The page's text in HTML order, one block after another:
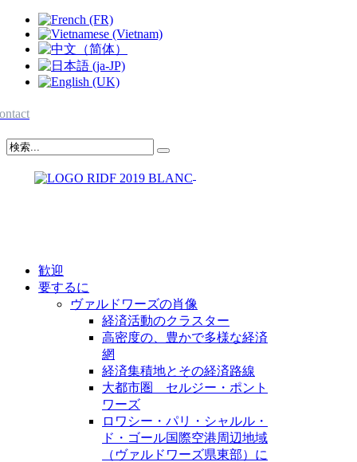
歓迎
要するに
ヴァルドワーズの肖像
経済活動のクラスター
高密度の、豊かで多様な経済
網
経済集積地とその経済路線
大都市圏 セルジー・ポント
ワーズ
ロワシー・パリ・シャルル・
ド・ゴール国際空港周辺地域
（ヴァルドワーズ県東部）に